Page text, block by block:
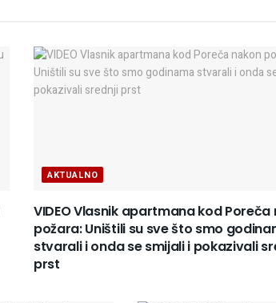
AKTUALNO
VIDEO Vlasnik apartmana kod Poreča
požara: Uništili su sve što smo
stvarali i onda se smijali i pokazivali
prst